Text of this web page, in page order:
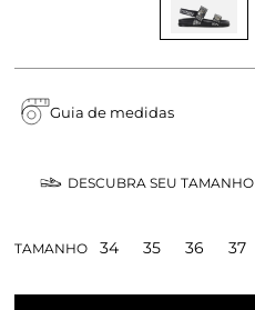
Guia de medidas
DESCUBRA SEU TAMANHO
TAMANHO 34 35 36 37